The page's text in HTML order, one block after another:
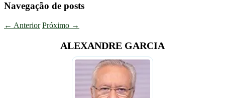
Navegação de posts
← Anterior Próximo →
ALEXANDRE GARCIA